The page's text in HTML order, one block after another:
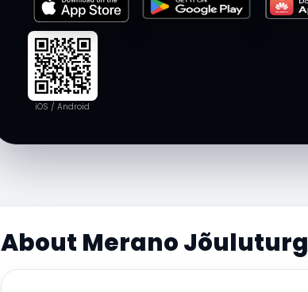
iOS / Android
About Merano Jõuluturg